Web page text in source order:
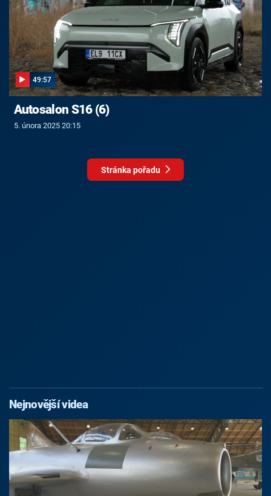
49:57
Autosalon S16 (6)
5. února 2025 20:15
Stránka pořadu
Nejnovější videa